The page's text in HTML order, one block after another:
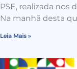
PSE, realizada nos
Na manhã desta
Leia Mais »